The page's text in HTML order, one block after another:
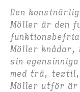
Den
Möller är den
Möller knådar,
sin
med trä, textil,
Möller utför är